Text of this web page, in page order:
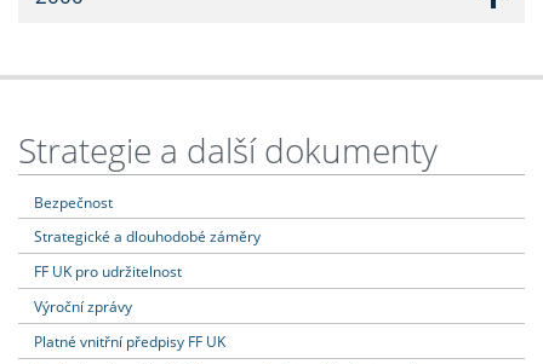
Strategie a další dokumenty
Bezpečnost
Strategické a dlouhodobé záměry
FF UK pro udržitelnost
Výroční zprávy
Platné vnitřní předpisy FF UK